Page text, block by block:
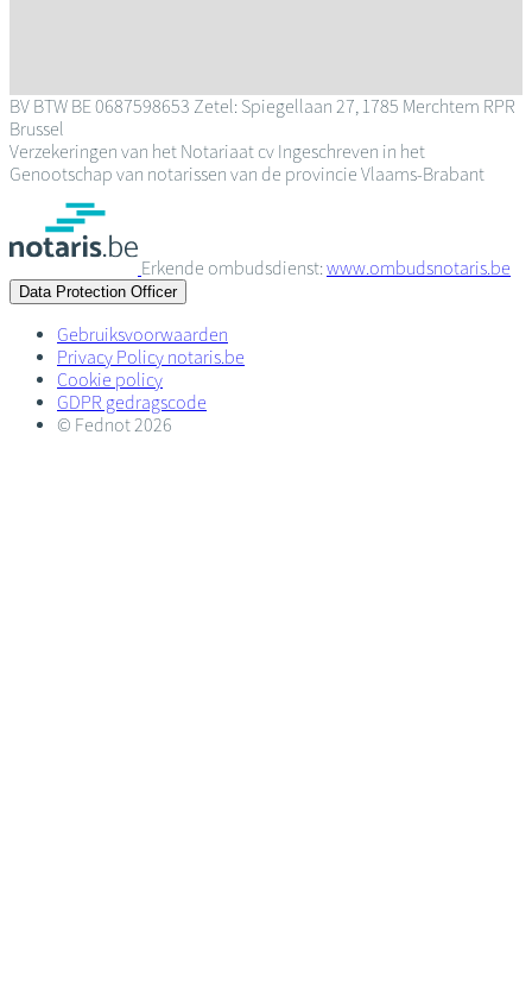
BV BTW BE 0687598653 Zetel: Spiegellaan 27, 1785 Merchtem RPR
Brussel
Verzekeringen van het Notariaat cv Ingeschreven in het
Genootschap van notarissen van de provincie Vlaams-Brabant
Erkende ombudsdienst:www.ombudsnotaris.be
Data Protection Officer
Gebruiksvoorwaarden
Privacy Policy notaris.be
Cookie policy
GDPR gedragscode
© Fednot 2026